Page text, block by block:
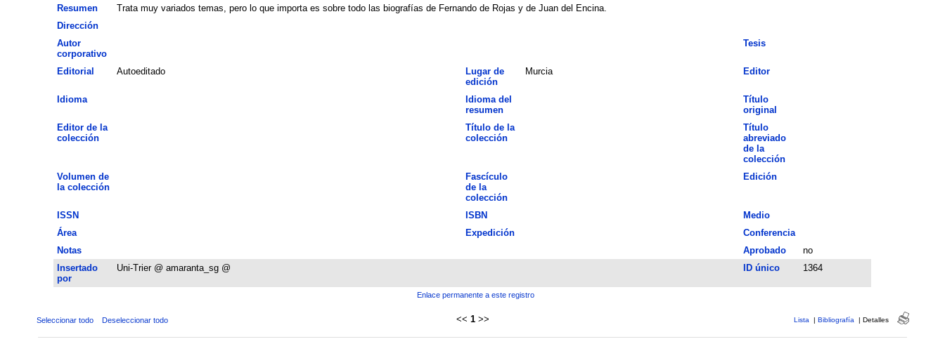
Resumen
Trata muy variados temas, pero lo que importa es sobre todo las biografías de Fernando de Rojas y de Juan del Encina.
Dirección
Autor
corporativo
Tesis
Editorial Autoeditado
Lugar de
edición
Murcia Editor
Idioma
Idioma del
resumen
Título
original
Editor de la
colección
Título de la
colección
Título
abreviado
de la
colección
Volumen de
la colección
Fascículo
de la
colección
Edición
ISSN ISBN
Medio
Área
Expedición
Conferencia
Notas
Aprobado
no
Insertado
por
Uni-Trier @ amaranta_sg @ ID único 1364
Enlace permanente a este registro
Seleccionar todo Deseleccionar todo << 1 >> Lista | Bibliografía | Detalles